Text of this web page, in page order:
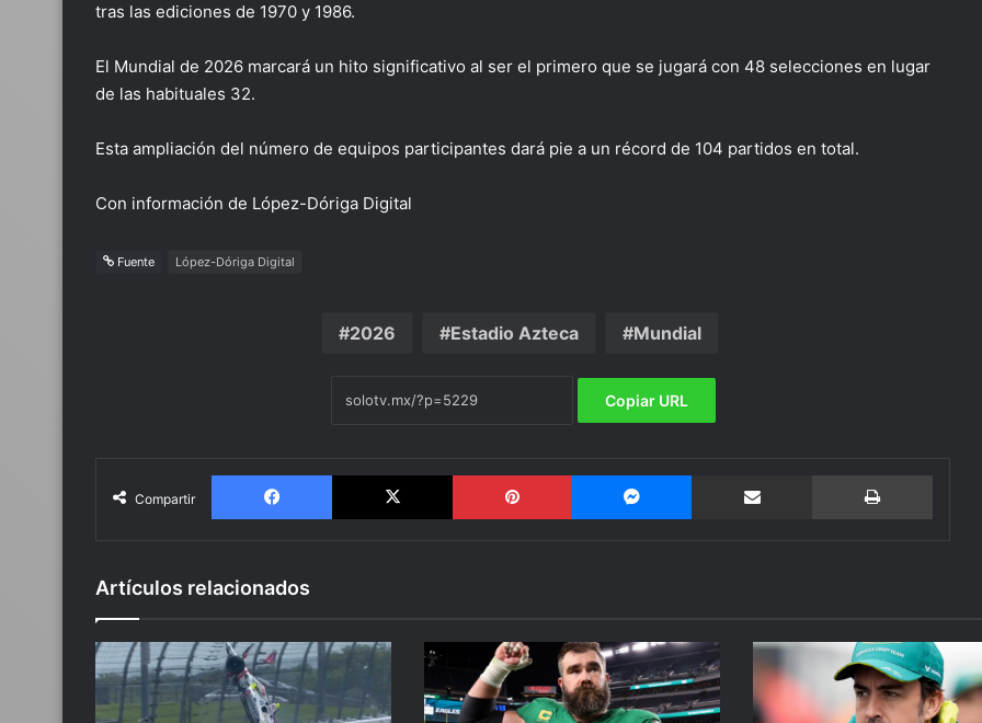
tras las ediciones de 1970 y 1986.
El Mundial de 2026 marcará un hito significativo al ser el primero que se jugará con 48 selecciones en lugar
de las habituales 32.
Esta ampliación del número de equipos participantes dará pie a un récord de 104 partidos en total.
Con información de López-Dóriga Digital
Fuente López-Dóriga Digital
2026 Estadio Azteca Mundial
Copiar URL
Compartir
Facebook X Pinterest Messenger Compartir por email
Artículos relacionados